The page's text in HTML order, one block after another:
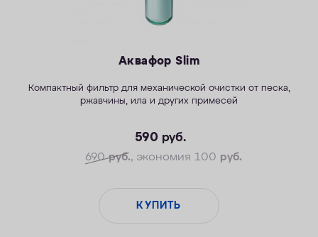
Аквафор Slim
Компактный фильтр для механической очистки от песка,
ржавчины, ила и других примесей
590 руб.
690руб., экономия 100 руб.
КУПИТЬ